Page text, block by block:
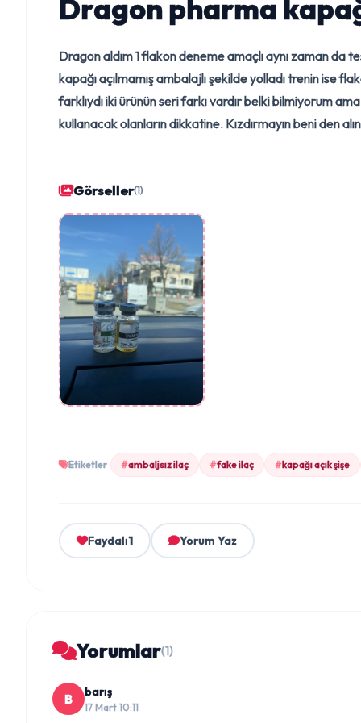
Dragon pharma
Dragon aldım 1 flakon deneme amaçlı aynı zaman
kapağı açılmamış ambalajlı şekilde yolladı trenin ise
farklıydı iki ürünün seri farkı vardır belki bilmiyorum
kullanacak olanların dikkatine. Kızdırmayın beni den
Görseller(1)
Etiketler #ambaljsız ilaç #fake ilaç #kapağı açık şişe
Faydalı1 Yorum Yaz
Yorumlar(1)
B barış
17 Mart 10:11